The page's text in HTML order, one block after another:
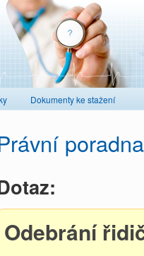
Dokumenty ke stažení
Odebrání